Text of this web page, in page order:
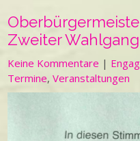
Zweiter
Keine Kommentare |
Termine,Veranstaltungen